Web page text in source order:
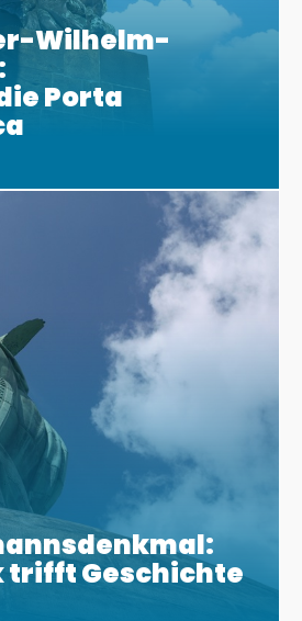
Wilhelm-
Porta
trifft Geschichte